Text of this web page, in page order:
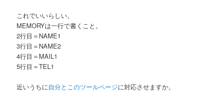
これでいいらしい。
MEMORYは一行で書くこと。
2行目＝NAME1
3行目＝NAME2
4行目＝MAIL1
5行目＝TEL1
近いうちに自分とこのツールページに対応させますか。